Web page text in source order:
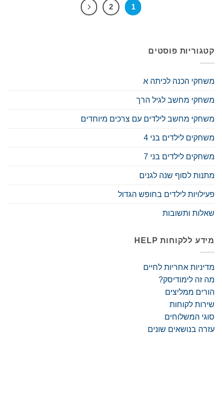
1
2
קטגוריות פוסטים
משחקי הכנה לכיתה א
משחקי מחשב לגיל הרך
משחקי מחשב לילדים עם צרכים מיוחדים
משחקים לילדים בני 4
משחקים לילדים בני 7
מתנות לסוף שנה לגנים
פעילויות לילדים בחופש הגדול
שאלות ותשובות
מידע ללקוחות HELP
מדיניות אחריות לחיים
מה זה לימודיסק?
הורים ממליצים
שירות לקוחות
סוגי המשלוחים
עזרה בנושאים שונים